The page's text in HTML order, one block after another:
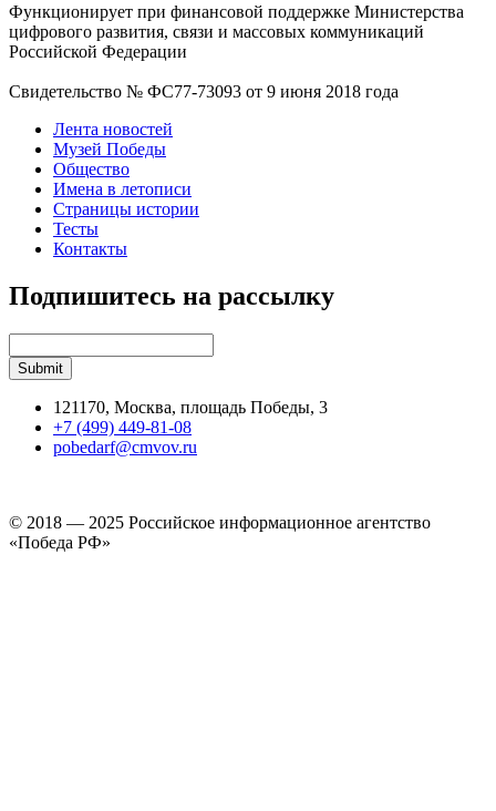
Функционирует при финансовой поддержке Министерства
цифрового развития, связи и массовых коммуникаций
Российской Федерации
Свидетельство № ФС77-73093 от 9 июня 2018 года
Лента новостей
Музей Победы
Общество
Имена в летописи
Страницы истории
Тесты
Контакты
Подпишитесь на рассылку
121170, Москва, площадь Победы, 3
+7 (499) 449-81-08
pobedarf@cmvov.ru
© 2018 — 2025 Российское информационное агентство
«Победа РФ»